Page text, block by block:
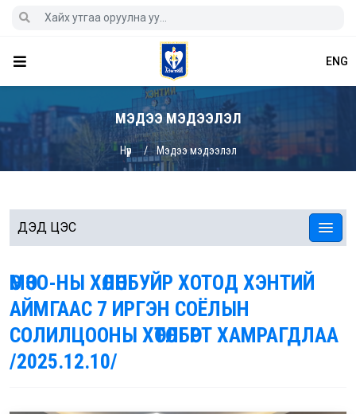
ENG
МЭДЭЭ МЭДЭЭЛЭЛ
Нүүр Мэдээ мэдээлэл
ДЭД ЦЭС
ӨМӨЗО-НЫ ХӨЛӨНБУЙР ХОТОД ХЭНТИЙ
АЙМГААС 7 ИРГЭН СОЁЛЫН
СОЛИЛЦООНЫ ХӨТӨЛБӨРТ ХАМРАГДЛАА
/2025.12.10/